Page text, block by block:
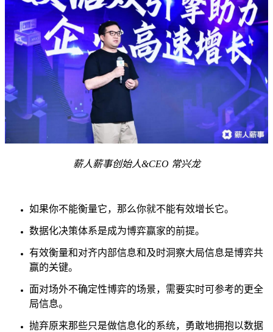
薪人薪事创始人&CEO 常兴龙
如果你不能衡量它，那么你就不能有效增长它。
数据化决策体系是成为博弈赢家的前提。
有效衡量和对齐内部信息和及时洞察大局信息是博弈共
赢的关键。
面对场外不确定性博弈的场景，需要实时可参考的更全
局信息。
抛弃原来那些只是做信息化的系统，勇敢地拥抱以数据